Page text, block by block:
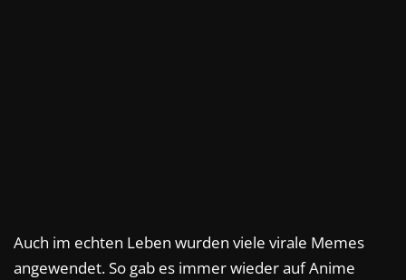
Auch im echten Leben wurden viele virale Memes
angewendet. So gab es immer wieder auf Anime